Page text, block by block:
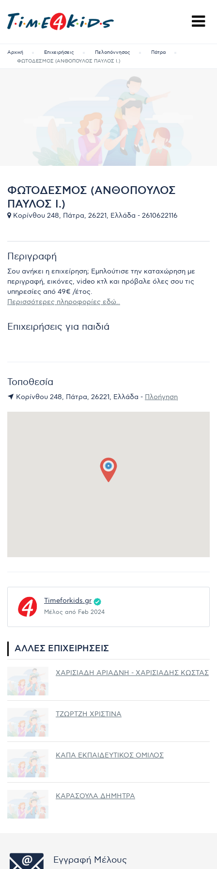
Αρχική Επιχειρήσεις Πελοπόννησος
Πάτρα
ΦΩΤΟΔΕΣΜΟΣ (ΑΝΘΟΠΟΥΛΟΣ ΠΑΥΛΟΣ Ι.)
ΦΩΤΟΔΕΣΜΟΣ (ΑΝΘΟΠΟΥΛΟΣ
ΠΑΥΛΟΣ Ι.)
Κορίνθου 248, Πάτρα, 26221, Ελλάδα - 2610622116
Περιγραφή
Σου ανήκει η επιχείρηση; Εμπλούτισε την καταχώρηση με
περιγραφή, εικόνες, video κτλ και πρόβαλε όλες σου τις
υπηρεσίες από 49€ /έτος.
Περισσότερες πληροφορίες εδώ..
Επιχειρήσεις για παιδιά
Τοποθεσία
Κορίνθου 248, Πάτρα, 26221, Ελλάδα - Πλοήγηση
Timeforkids.gr
Μέλος από Feb 2024
ΆΛΛΕΣ ΕΠΙΧΕΙΡΉΣΕΙΣ
ΧΑΡΙΣΙΑΔΗ ΑΡΙΑΔΝΗ - ΧΑΡΙΣΙΑΔΗΣ ΚΩΣΤΑΣ
ΤΖΩΡΤΖΗ ΧΡΙΣΤΙΝΑ
ΚΑΠΑ ΕΚΠΑΙΔΕΥΤΙΚΟΣ ΟΜΙΛΟΣ
ΚΑΡΑΣΟΥΛΑ ΔΗΜΗΤΡΑ
Εγγραφή Μέλους